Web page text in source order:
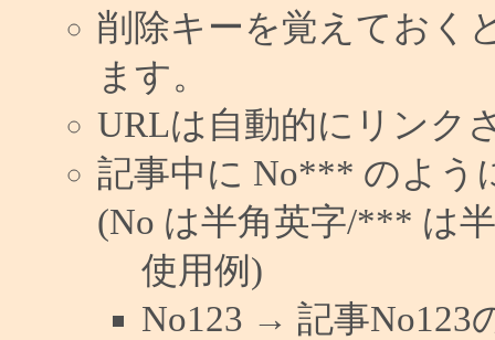
削除キーを覚えておく
ます。
URLは自動的にリンク
記事中に No*** のよう
(No は半角英字/*** は
使用例)
No123 → 記事No123